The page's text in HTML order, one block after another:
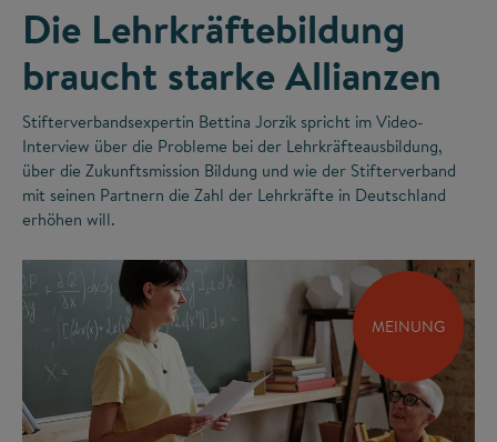
Die Lehrkräftebildung
braucht starke Allianzen
Stifterverbandsexpertin Bettina Jorzik spricht im Video-
Interview über die Probleme bei der Lehrkräfteausbildung,
über die Zukunftsmission Bildung und wie der Stifterverband
mit seinen Partnern die Zahl der Lehrkräfte in Deutschland
erhöhen will.
MEINUNG